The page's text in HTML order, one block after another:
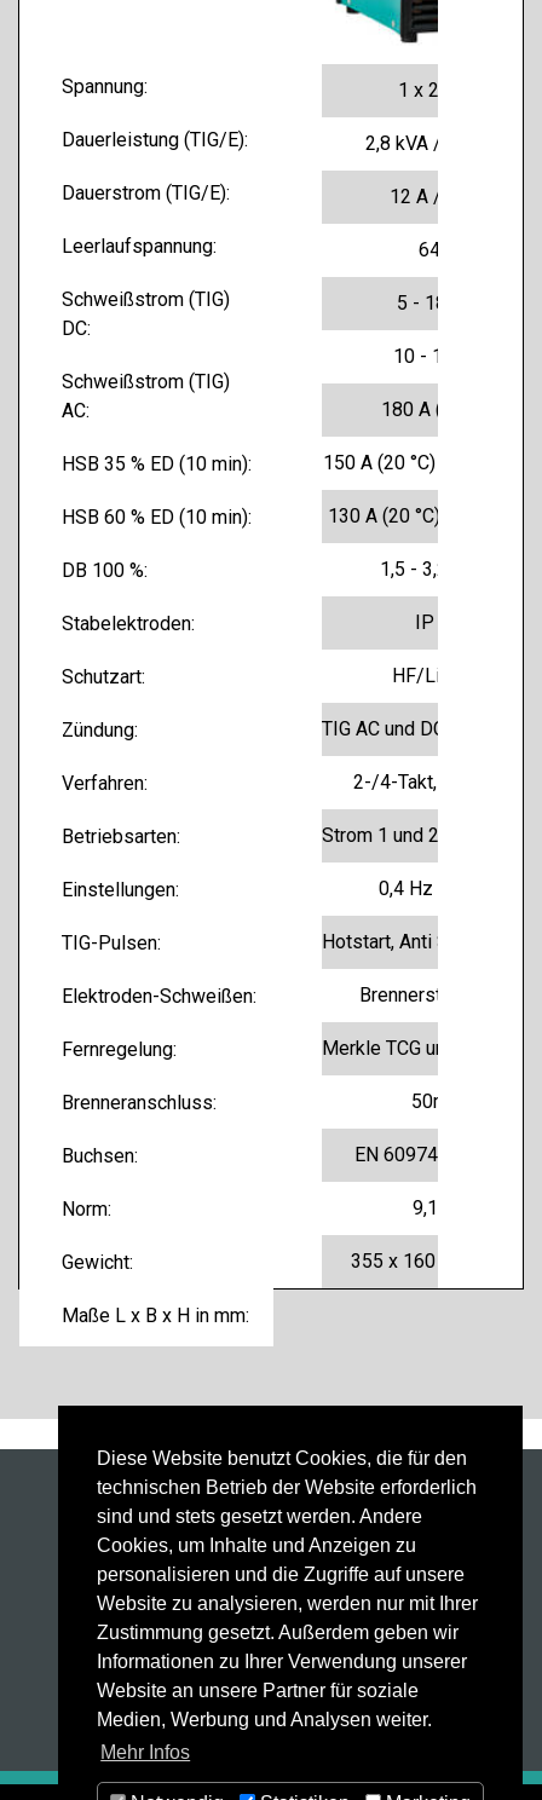
Diese Website benutzt Cookies, die für den
technischen Betrieb der Website erforderlich
sind und stets gesetzt werden. Andere
Cookies, um Inhalte und Anzeigen zu
personalisieren und die Zugriffe auf unsere
Website zu analysieren, werden nur mit Ihrer
Zustimmung gesetzt. Außerdem geben wir
Informationen zu Ihrer Verwendung unserer
Website an unsere Partner für soziale
Medien, Werbung und Analysen weiter.
Mehr Infos
Spannung:
Dauerleistung (TIG/E):
Dauerstrom (TIG/E):
Leerlaufspannung:
Schweißstrom (TIG)
DC:
Schweißstrom (TIG)
AC:
HSB 35 % ED (10 min):
HSB 60 % ED (10 min):
DB 100 %:
Stabelektroden:
Schutzart:
Zündung:
Verfahren:
Betriebsarten:
Einstellungen:
TIG-Pulsen:
Elektroden-Schweißen:
Fernregelung:
Brenneranschluss:
Buchsen:
Norm:
Gewicht:
Maße L x B x H in mm:
1 x 230 V
2,8 kVA / 3,7 kVA
12 A / 16 A
64 V
5 - 180 A
10 - 180 A
180 A (20 °C)
150 A (20 °C) 110 A (40
130 A (20 °C) 90 A (40
1,5 - 3,25 mm
IP 23
HF/LiftTIG
TIG AC und DC, Elektrodenschweißen
2-/4-Takt, Elektrode
Strom 1 und 2, Zeit 1 und 2 Gasnachströmzeit, Stromabsenkzeit, Startstrom
0,4 Hz - 12 Hz
Hotstart, Anti Stick, Arc Force
Brennersteckdose
Merkle TCG und 5-pol. Stecker
50mm
EN 60974-1 „S“ /CE
9,1 kg
355 x 160 x 275 mm
Schweißanlagen
Schweißbrenner
Automatisierung
Weld Factory®
Laser Sensor
HighPULSE RS Serie
Technologie
Service
Kontakt